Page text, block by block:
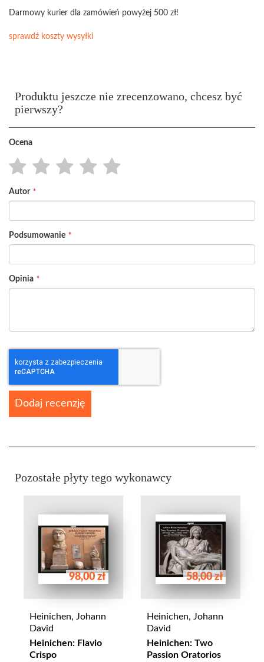
Darmowy kurier dla zamówień powyżej 500 zł!
sprawdź koszty wysyłki
Produktu jeszcze nie zrecenzowano, chcesz być
pierwszy?
Ocena
star
stars
stars
stars
stars
Autor
Podsumowanie
Opinia
Dodaj recenzję
Pozostałe płyty tego wykonawcy
98,00 zł
Heinichen, Johann
David
Heinichen: Flavio
Crispo
58,00 zł
Heinichen, Johann
David
Heinichen: Two
Passion Oratorios